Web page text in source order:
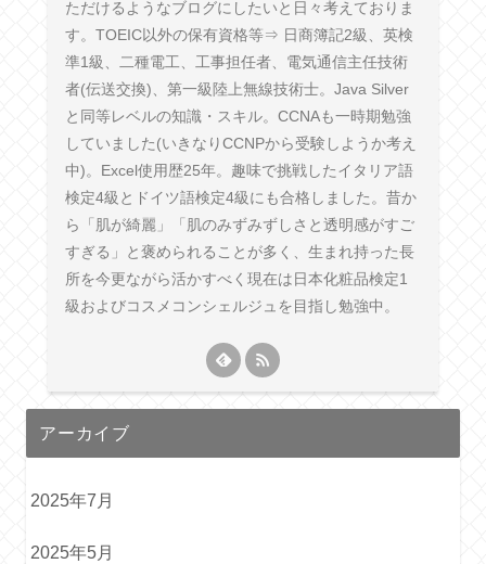
ただけるようなブログにしたいと日々考えておりま
す。TOEIC以外の保有資格等⇒ 日商簿記2級、英検
準1級、二種電工、工事担任者、電気通信主任技術
者(伝送交換)、第一級陸上無線技術士。Java Silver
と同等レベルの知識・スキル。CCNAも一時期勉強
していました(いきなりCCNPから受験しようか考え
中)。Excel使用歴25年。趣味で挑戦したイタリア語
検定4級とドイツ語検定4級にも合格しました。昔か
ら「肌が綺麗」「肌のみずみずしさと透明感がすご
すぎる」と褒められることが多く、生まれ持った長
所を今更ながら活かすべく現在は日本化粧品検定1
級およびコスメコンシェルジュを目指し勉強中。
アーカイブ
2025年7月
2025年5月